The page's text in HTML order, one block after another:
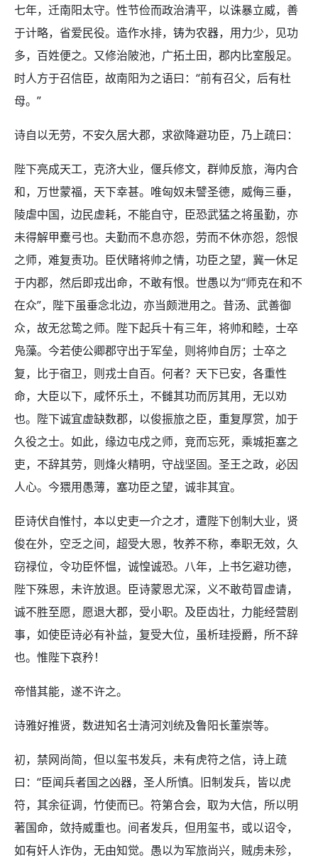
七年，迁南阳太守。性节俭而政治清平，以诛暴立威，善
于计略，省爱民役。造作水排，铸为农器，用力少，见功
多，百姓便之。又修治陂池，广拓土田，郡内比室殷足。
时人方于召信臣，故南阳为之语曰：“前有召父，后有杜
母。”
诗自以无劳，不安久居大郡，求欲降避功臣，乃上疏曰：
陛下亮成天工，克济大业，偃兵修文，群帅反旅，海内合
和，万世蒙福，天下幸甚。唯匈奴未譬圣德，威侮三垂，
陵虐中国，边民虚耗，不能自守，臣恐武猛之将虽勤，亦
未得解甲櫜弓也。夫勤而不息亦怨，劳而不休亦怨，怨恨
之师，难复责功。臣伏睹将帅之情，功臣之望，冀一休足
于内郡，然后即戎出命，不敢有恨。世愚以为“师克在和不
在众”，陛下虽垂念北边，亦当颇泄用之。昔汤、武善御
众，故无忿鸷之师。陛下起兵十有三年，将帅和睦，士卒
凫藻。今若使公卿郡守出于军垒，则将帅自厉；士卒之
复，比于宿卫，则戎士自百。何者？天下已安，各重性
命，大臣以下，咸怀乐土，不雠其功而厉其用，无以劝
也。陛下诚宜虚缺数郡，以俊振旅之臣，重复厚赏，加于
久役之士。如此，缘边屯戍之师，竞而忘死，乘城拒塞之
吏，不辞其劳，则烽火精明，守战坚固。圣王之政，必因
人心。今猥用愚薄，塞功臣之望，诚非其宜。
臣诗伏自惟忖，本以史吏一介之才，遭陛下创制大业，贤
俊在外，空乏之间，超受大恩，牧养不称，奉职无效，久
窃禄位，令功臣怀愠，诚惶诚恐。八年，上书乞避功德，
陛下殊恩，未许放退。臣诗蒙恩尤深，义不敢苟冒虚请，
诚不胜至愿，愿退大郡，受小职。及臣齿壮，力能经营剧
事，如使臣诗必有补益，复受大位，虽析珪授爵，所不辞
也。惟陛下哀矜！
帝惜其能，遂不许之。
诗雅好推贤，数进知名士清河刘统及鲁阳长董崇等。
初，禁网尚简，但以玺书发兵，未有虎符之信，诗上疏
曰：“臣闻兵者国之凶器，圣人所慎。旧制发兵，皆以虎
符，其余征调，竹使而已。符第合会，取为大信，所以明
著国命，敛持威重也。间者发兵，但用玺书，或以诏令，
如有奸人诈伪，无由知觉。愚以为军旅尚兴，贼虏未殄，